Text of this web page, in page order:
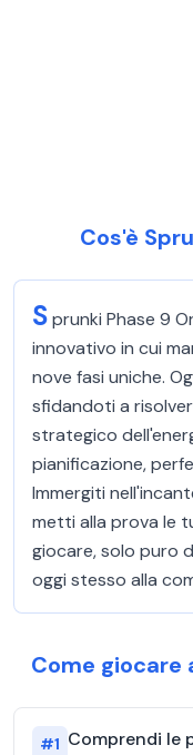
Cos'è
Sprunki Phase 9
innovativo in cui
nove fasi uniche.
sfidandoti a
strategico
pianificazione,
Immergiti
metti alla prova le
giocare, solo puro
oggi stesso alla
Come giocare
#1 Comprendi le